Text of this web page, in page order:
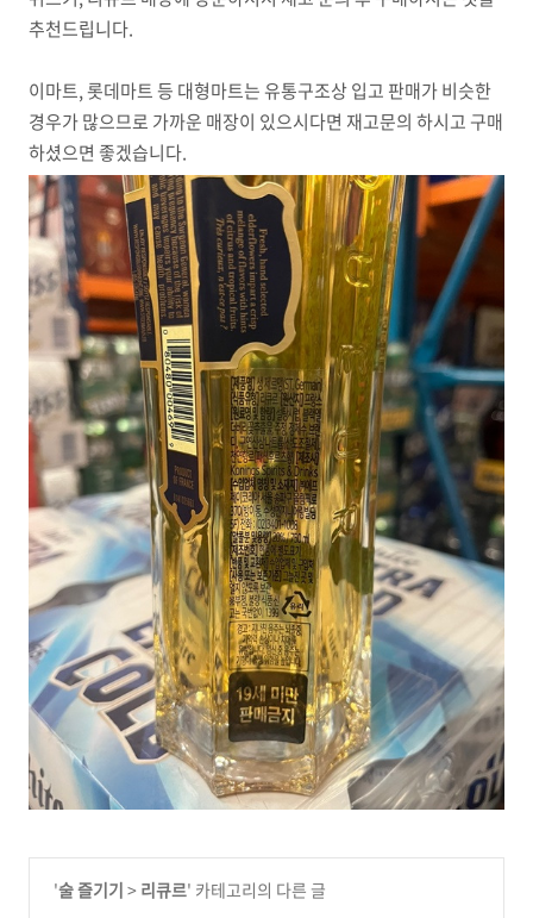
추천드립니다.
이마트, 롯데마트 등 대형마트는 유통구조상 입고 판매가 비슷한
경우가 많으므로 가까운 매장이 있으시다면 재고문의 하시고 구매
하셨으면 좋겠습니다.
'술 즐기기 > 리큐르' 카테고리의 다른 글